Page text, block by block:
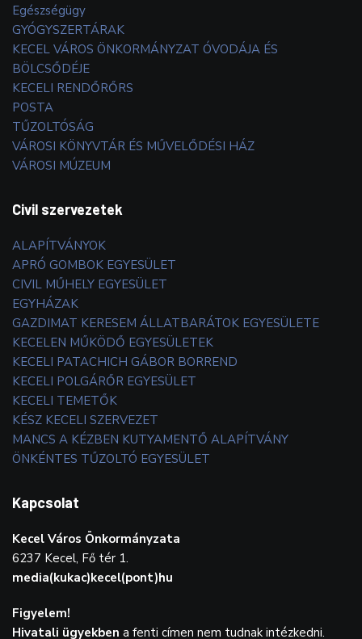
Egészségügy
GYÓGYSZERTÁRAK
KECEL VÁROS ÖNKORMÁNYZAT ÓVODÁJA ÉS
BÖLCSŐDÉJE
KECELI RENDŐRŐRS
POSTA
TŰZOLTÓSÁG
VÁROSI KÖNYVTÁR ÉS MŰVELŐDÉSI HÁZ
VÁROSI MÚZEUM
Civil szervezetek
ALAPÍTVÁNYOK
APRÓ GOMBOK EGYESÜLET
CIVIL MŰHELY EGYESÜLET
EGYHÁZAK
GAZDIMAT KERESEM ÁLLATBARÁTOK EGYESÜLETE
KECELEN MŰKÖDŐ EGYESÜLETEK
KECELI PATACHICH GÁBOR BORREND
KECELI POLGÁRŐR EGYESÜLET
KECELI TEMETŐK
KÉSZ KECELI SZERVEZET
MANCS A KÉZBEN KUTYAMENTŐ ALAPÍTVÁNY
ÖNKÉNTES TŰZOLTÓ EGYESÜLET
Kapcsolat
Kecel Város Önkormányzata
6237 Kecel, Fő tér 1.
media(kukac)kecel(pont)hu
Figyelem!
Hivatali ügyekben a fenti címen nem tudnak intézkedni.